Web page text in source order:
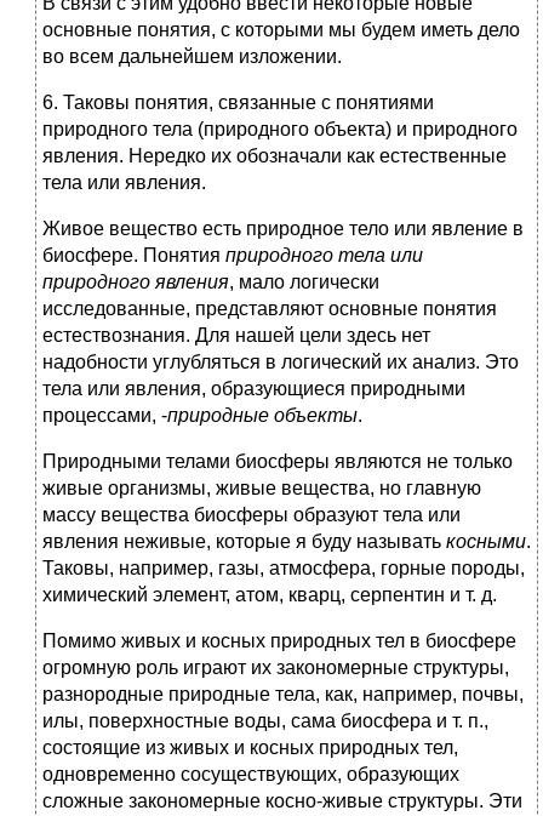
основные понятия, с которыми мы будем иметь дело
во всем дальнейшем изложении.
6. Таковы понятия, связанные с понятиями
природного тела (природного объекта) и природного
явления. Нередко их обозначали как естественные
тела или явления.
Живое вещество есть природное тело или явление в
биосфере. Понятия природного тела или
природного явления, мало логически
исследованные, представляют основные понятия
естествознания. Для нашей цели здесь нет
надобности углубляться в логический их анализ. Это
тела или явления, образующиеся природными
процессами, -природные объекты.
Природными телами биосферы являются не только
живые организмы, живые вещества, но главную
массу вещества биосферы образуют тела или
явления неживые, которые я буду называть косными.
Таковы, например, газы, атмосфера, горные породы,
химический элемент, атом, кварц, серпентин и т. д.
Помимо живых и косных природных тел в биосфере
огромную роль играют их закономерные структуры,
разнородные природные тела, как, например, почвы,
илы, поверхностные воды, сама биосфера и т. п.,
состоящие из живых и косных природных тел,
одновременно сосуществующих, образующих
сложные закономерные косно-живые структуры. Эти